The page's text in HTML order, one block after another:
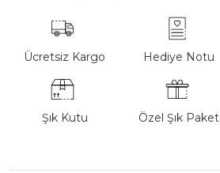
Ücretsiz Kargo Hediye Notu
Şık Kutu Özel Şık Paket